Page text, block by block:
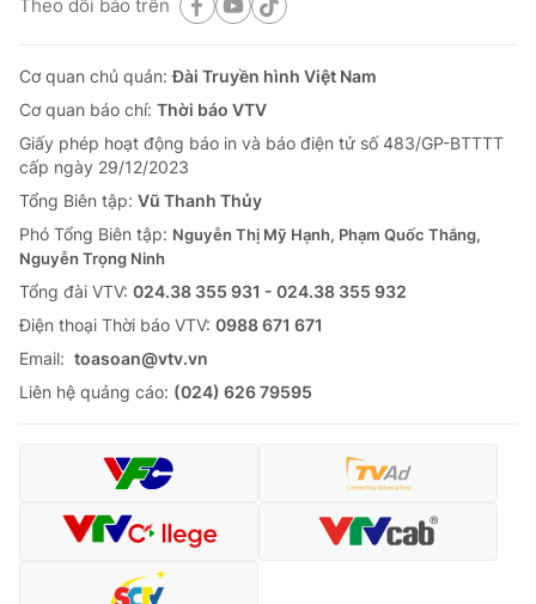
Theo dõi báo trên
Cơ quan chủ quản:Đài Truyền hình Việt Nam
Cơ quan báo chí: Thời báo VTV
Giấy phép hoạt động báo in và báo điện tử số 483/GP-BTTTT
cấp ngày 29/12/2023
Tổng Biên tập: Vũ Thanh Thủy
Phó Tổng Biên tập: Nguyễn Thị Mỹ Hạnh, Phạm Quốc Thắng,
Nguyễn Trọng Ninh
Tổng đài VTV: 024.38 355 931 - 024.38 355 932
Ðiện thoại Thời báo VTV: 0988 671 671
Email: toasoan@vtv.vn
Liên hệ quảng cáo: (024) 626 79595